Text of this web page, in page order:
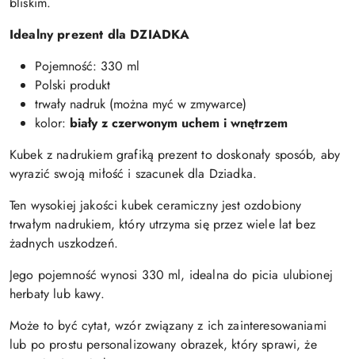
Idealny prezent dla DZIADKA
Pojemność: 330 ml
Polski produkt
trwały nadruk (można myć w zmywarce)
kolor: biały z czerwonym uchem i wnętrzem
Kubek z nadrukiem grafiką prezent to doskonały sposób, aby
wyrazić swoją miłość i szacunek dla Dziadka.
Ten wysokiej jakości kubek ceramiczny jest ozdobiony
trwałym nadrukiem, który utrzyma się przez wiele lat bez
żadnych uszkodzeń.
Jego pojemność wynosi 330 ml, idealna do picia ulubionej
herbaty lub kawy.
Może to być cytat, wzór związany z ich zainteresowaniami
lub po prostu personalizowany obrazek, który sprawi, że